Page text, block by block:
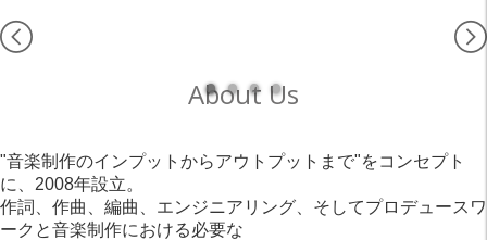
About Us
"音楽制作のインプットからアウトプットまで"をコンセプト
に、2008年設立。
作詞、作曲、編曲、エンジニアリング、そしてプロデュースワ
ークと音楽制作における必要な